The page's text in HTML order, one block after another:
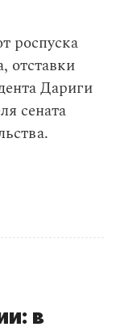
роспуска
отставки
Дариги
сената
в